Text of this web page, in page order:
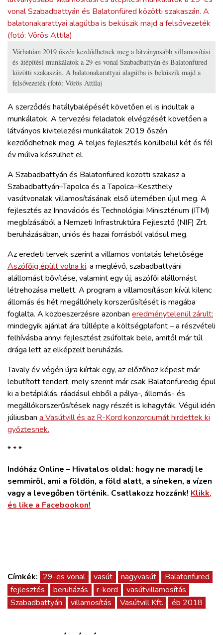
Várhatóan 2019 őszén kezdődhetnek meg a látványosabb villamosítási
és átépítési munkálatok a 29-es vonal Szabadbattyán és Balatonfüred
közötti szakaszán. A balatonakarattyai alagútba is bekúszik majd a
felsővezeték (fotó: Vörös Attila)
A szerződés hatálybalépését követően el is indultak a
munkálatok. A tervezési feladatok elvégzését követően a
látványos kivitelezési munkálatok 2019 őszén
kezdődhetnek meg. A teljes fejlesztés körülbelül két és fél
év múlva készülhet el.
A Szabadbattyán és Balatonfüred közötti szakasz a
Szabadbattyán–Tapolca és a Tapolca–Keszthely
vasútvonalak villamosításának első ütemében újul meg. A
fejlesztés az Innovációs és Technológiai Minisztérium (ITM)
megbízásából a Nemzeti Infrastruktúra Fejlesztő (NIF) Zrt.
beruházásában, uniós és hazai forrásból valósul meg.
Az eredeti tervek szerint a villamos vontatás lehetősége
Aszófőig épült volna ki, a meglévő, szabadbattyáni
alállomást bővítése, valamint egy új, aszófői alállomást
létrehozása mellett. A program a villamosításon kívül kilenc
állomás és hét megállóhely korszerűsítését is magába
foglalta. A közbeszerzésre azonban eredménytelenül zárult:
mindegyik ajánlat ára túllépte a költségplafont – a részvételi
felhívásba annyi fejlesztést zsúfoltak bele, amitől már túl
drága lett az elképzelt beruházás.
Tavaly év végén újra kiírtak egy, az előzőhöz képest már
lebutított tendert, mely szerint már csak Balatonfüredig épül
ki a betáplálás, ráadásul ebből a pálya-, állomás- és
megállókorszerűsítések nagy részét is kihagyták. Végül idén
júliusban a Vasútvill és az R-Kord konzorciumát hirdettek ki
győztesnek.
* * *
Indóház Online – Hivatalos oldal: hogy ne maradj le
semmiről, ami a földön, a föld alatt, a síneken, a vízen
vagy a levegőben történik. Csatlakozz hozzánk! Klikk,
és like a Facebookon!
Címkék: 29-es vonal vasút nagyvasút
Balatonfüred
fejlesztés
beruházás r-kord
vasútvillamosítás
Szabadbattyán
villamosítás Vasútvill Kft. éb 2018